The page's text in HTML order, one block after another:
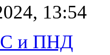
13:54
и ПНД